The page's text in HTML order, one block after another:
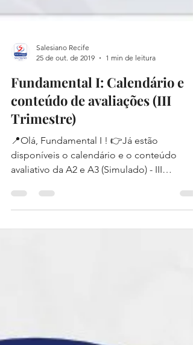
25 de out. de 2019
1 min de leitura
Fundamental I: Calendário e
conteúdo de avaliações (III
Trimestre)
📍Olá, Fundamental I ! 👉Já estão
disponíveis o calendário e o conteúdo
avaliativo da A2 e A3 (Simulado) - III